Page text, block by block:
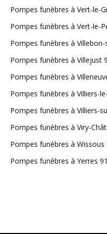
Pompes funèbres à Vert-le-
Pompes funèbres à Vert-le-
Pompes funèbres à
Pompes funèbres à Villejust
Pompes funèbres à
Pompes funèbres à Villiers-
Pompes funèbres à Villiers-
Pompes funèbres à Viry-
Pompes funèbres à Wissous
Pompes funèbres à Yerres